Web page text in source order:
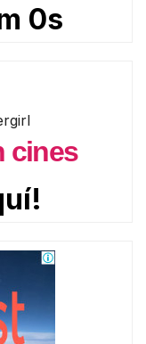
58s
cines